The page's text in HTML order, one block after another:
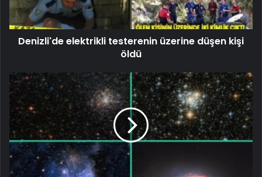
Denizli'de elektrikli testerenin üzerine düşen kişi
öldü